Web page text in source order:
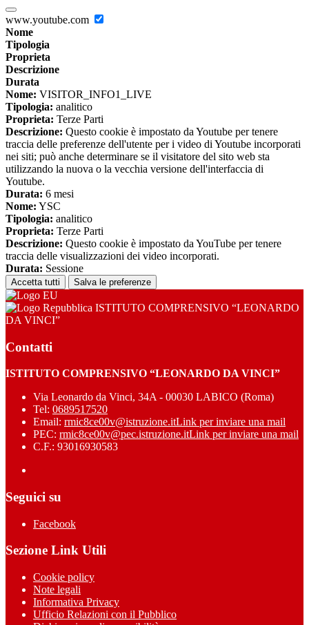
www.youtube.com
Nome
Tipologia
Proprieta
Descrizione
Durata
Nome: VISITOR_INFO1_LIVE
Tipologia: analitico
Proprieta: Terze Parti
Descrizione: Questo cookie è impostato da Youtube per tenere
traccia delle preferenze dell'utente per i video di Youtube incorporati
nei siti; può anche determinare se il visitatore del sito web sta
utilizzando la nuova o la vecchia versione dell'interfaccia di
Youtube.
Durata: 6 mesi
Nome: YSC
Tipologia: analitico
Proprieta: Terze Parti
Descrizione: Questo cookie è impostato da YouTube per tenere
traccia delle visualizzazioni dei video incorporati.
Durata: Sessione
Accetta tutti Salva le preferenze
ISTITUTO COMPRENSIVO “LEONARDO
DA VINCI”
Contatti
ISTITUTO COMPRENSIVO “LEONARDO DA VINCI”
Via Leonardo da Vinci, 34A - 00030 LABICO (Roma)
Tel: 0689517520
Email: rmic8ce00v@istruzione.itLink per inviare una mail
PEC: rmic8ce00v@pec.istruzione.itLink per inviare una mail
C.F.: 93016930583
Seguici su
Facebook
Sezione Link Utili
Cookie policy
Note legali
Informativa Privacy
Ufficio Relazioni con il Pubblico